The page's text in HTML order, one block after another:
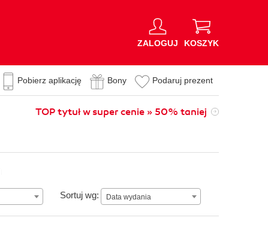
ZALOGUJ KOSZYK
Pobierz aplikację Bony Podaruj prezent
TOP tytuł w super cenie » 50% taniej
Sortuj wg: Data wydania
Data wydania